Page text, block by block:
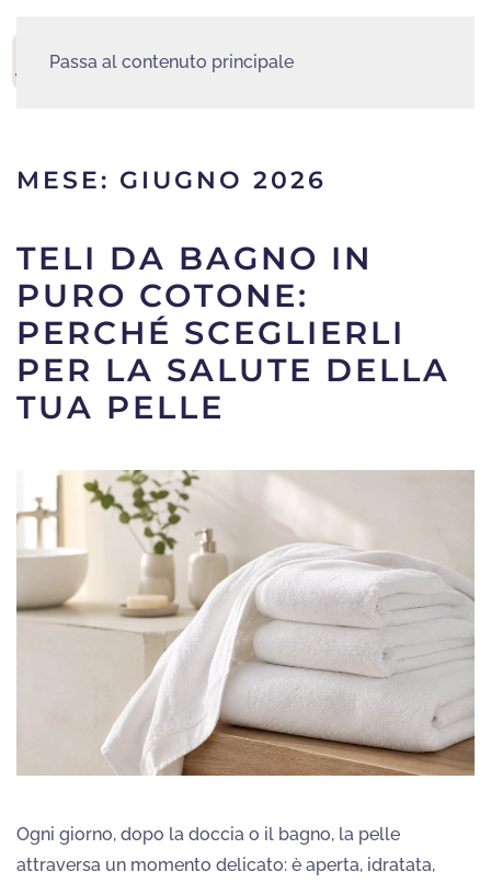
Passa al contenuto principale
MESE: GIUGNO 2026
TELI DA BAGNO IN
PURO COTONE:
PERCHÉ SCEGLIERLI
PER LA SALUTE DELLA
TUA PELLE
Ogni giorno, dopo la doccia o il bagno, la pelle
attraversa un momento delicato: è aperta, idratata,